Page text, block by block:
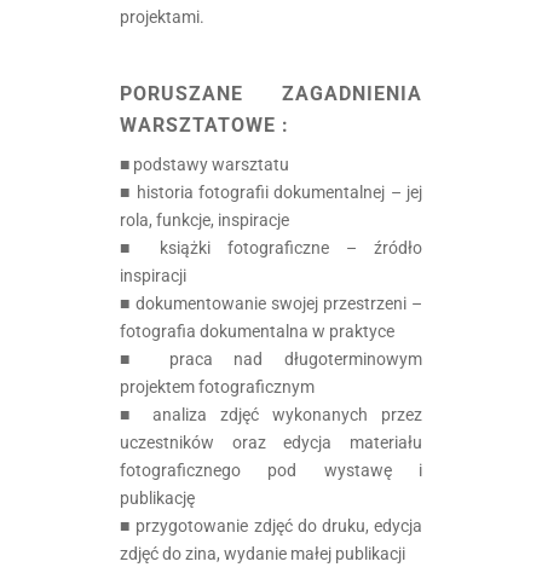
projektami.
PORUSZANE ZAGADNIENIA
WARSZTATOWE :
■ podstawy warsztatu
■ historia fotografii dokumentalnej – jej
rola, funkcje, inspiracje
■ książki fotograficzne – źródło
inspiracji
■ dokumentowanie swojej przestrzeni –
fotografia dokumentalna w praktyce
■ praca nad długoterminowym
projektem fotograficznym
■ analiza zdjęć wykonanych przez
uczestników oraz edycja materiału
fotograficznego pod wystawę i
publikację
■ przygotowanie zdjęć do druku, edycja
zdjęć do zina, wydanie małej publikacji